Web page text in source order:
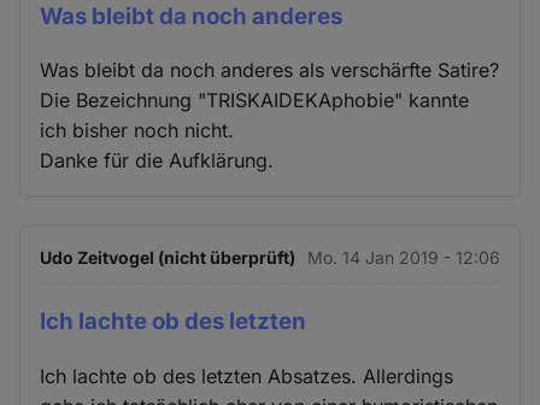
Was bleibt da noch anderes
Was bleibt da noch anderes als verschärfte Satire?
Die Bezeichnung "TRISKAIDEKAphobie" kannte
ich bisher noch nicht.
Danke für die Aufklärung.
Udo Zeitvogel (nicht überprüft) Mo. 14 Jan 2019 - 12:06
Ich lachte ob des letzten
Ich lachte ob des letzten Absatzes. Allerdings